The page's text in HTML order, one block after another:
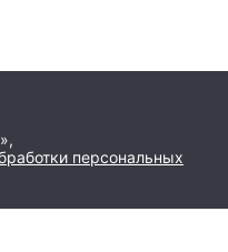
персональных